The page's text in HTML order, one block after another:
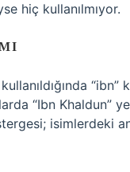
hiç kullanılmıyor.
“ibn”
“Ibn Khaldun”
isimlerdeki